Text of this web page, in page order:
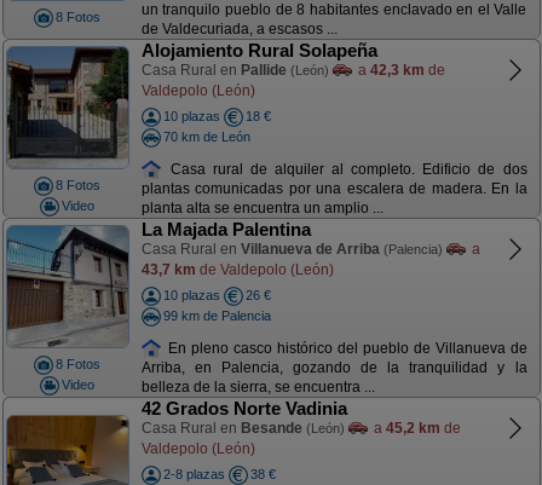
8 Fotos
un tranquilo pueblo de 8 habitantes enclavado en el Valle
de Valdecuriada, a escasos ...
8 Fotos
Video
Alojamiento Rural Solapeña
Casa Rural en Pallide (León) a 42,3 km de
Valdepolo (León)
10 plazas
18 €
70 km de León
Casa rural de alquiler al completo. Edificio de dos
plantas comunicadas por una escalera de madera. En la
planta alta se encuentra un amplio ...
8 Fotos
Video
La Majada Palentina
Casa Rural en Villanueva de Arriba (Palencia)
a
43,7 km de Valdepolo (León)
10 plazas
26 €
99 km de Palencia
En pleno casco histórico del pueblo de Villanueva de
Arriba, en Palencia, gozando de la tranquilidad y la
belleza de la sierra, se encuentra ...
42 Grados Norte Vadinia
Casa Rural en Besande (León) a 45,2 km de
Valdepolo (León)
2-8 plazas
38 €